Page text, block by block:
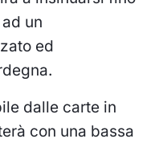
un
ed
dalle carte in
con una bassa